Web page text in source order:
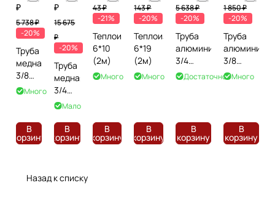
₽
5 738 ₽
-20%
Труба
медная
3/8
(15м)
Много
В
корзину
₽
15 675
₽
-20%
Труба
медная
3/4
(15м)
Мало
В
корзину
43 ₽
-21%
Теплоизоляция
6*10
(2м)
Много
В
корзину
143 ₽
-20%
Теплоизоляция
6*19
(2м)
Много
В
корзину
5 638 ₽
-20%
Труба
алюминиевая
3/4
(15м)
Достаточно
В
корзину
1 850 ₽
-20%
Труба
3/8
(15м)
Много
В
корзину
Назад к списку